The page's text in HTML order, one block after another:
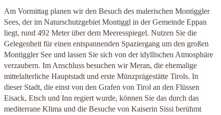
Am Vormittag planen wir den Besuch des malerischen Montiggler
Sees, der im Naturschutzgebiet Montiggl in der Gemeinde Eppan
liegt, rund 492 Meter über dem Meeresspiegel. Nutzen Sie die
Gelegenheit für einen entspannenden Spaziergang um den großen
Montiggler See und lassen Sie sich von der idyllischen Atmosphäre
verzaubern. Im Anschluss besuchen wir Meran, die ehemalige
mittelalterliche Hauptstadt und erste Münzprägestätte Tirols. In
dieser Stadt, die einst von den Grafen von Tirol an den Flüssen
Eisack, Etsch und Inn regiert wurde, können Sie das durch das
mediterrane Klima und die Besuche von Kaiserin Sissi berühmt